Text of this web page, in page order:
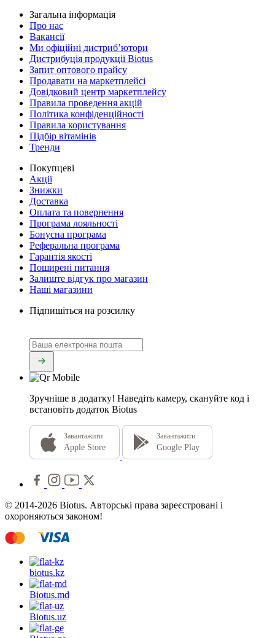
Загальна інформація
Про нас
Вакансії
Ми офіційні дистриб’ютори
Дистрибуція продукції Biotus
Запит оптового прайсу
Продавати на маркетплейсі
Довідковий центр маркетплейсу
Правила проведення акцій
Політика конфіденційності
Правила користування
Підбір вітамінів
Тренди
Покупцеві
Акції
Знижки
Доставка
Оплата та повернення
Програма лояльності
Бонусна програма
Реферальна програма
Гарантія якості
Поширені питання
Залиште відгук про магазин
Наші магазини
Підпишіться на розсилку
Зручніше в додатку! Наведіть камеру, скануйте код і
встановіть додаток Biotus
Завантажити
Apple Store
Завантажити
Google Play
© 2014-2026 Biotus. Авторські права зареєстровані і
охороняються законом!
biotus.kz
Biotus.md
Biotus.uz